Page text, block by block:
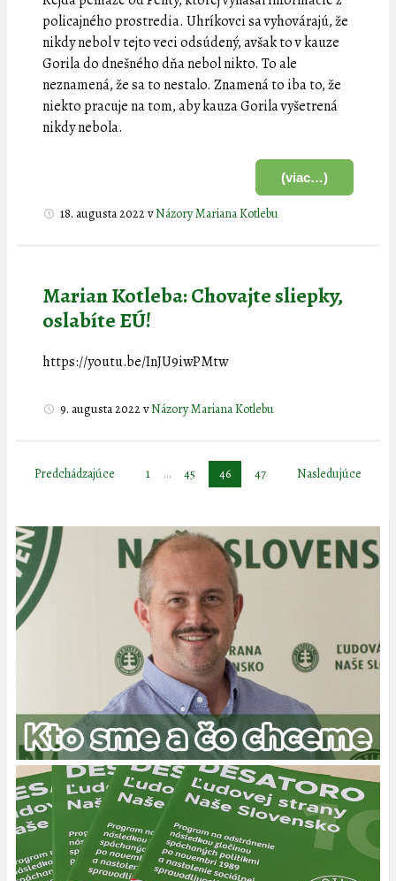
policajného prostredia. Uhríkovci sa vyhovárajú, že
nikdy nebol v tejto veci odsúdený, avšak to v kauze
Gorila do dnešného dňa nebol nikto. To ale
neznamená, že sa to nestalo. Znamená to iba to, že
niekto pracuje na tom, aby kauza Gorila vyšetrená
nikdy nebola.
(viac…)
18. augusta 2022vNázory Mariana Kotlebu
Marian Kotleba: Chovajte sliepky,
oslabíte EÚ!
https://youtu.be/InJU9iwPMtw
9. augusta 2022vNázory Mariana Kotlebu
Stránkovanie
Predchádzajúce 1 … 45 46 47 Nasledujúce